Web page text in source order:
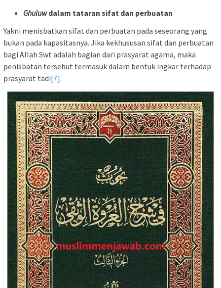
Ghuluwdalam tataran sifat dan perbuatan
Yakni menisbatkan sifat dan perbuatan pada seseorang yang
bukan pada kapasitasnya. Jika kekhususan sifat dan perbuatan
bagi Allah Swt adalah bagian dari prasyarat agama, maka
penisbatan tersebut termasuk dalam bentuk ingkar terhadap
prasyarat tadi[7].